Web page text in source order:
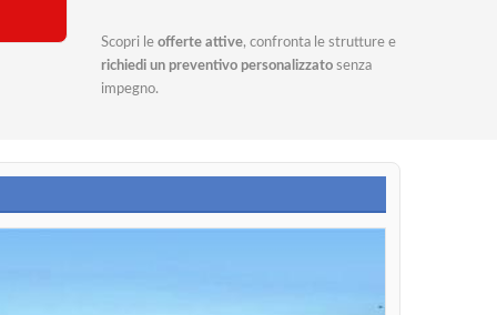
Scopri le offerte attive, confronta le strutture e
richiedi un preventivo personalizzato senza
impegno.